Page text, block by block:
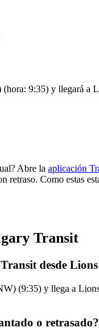
9:35) y llegará
Abre la aplicación
Como estas
Transit
desde
(9:35) y llega a
o retrasado?